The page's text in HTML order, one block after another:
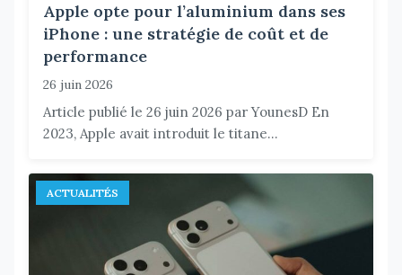
Apple opte pour l’aluminium dans ses
iPhone : une stratégie de coût et de
performance
26 juin 2026
Article publié le 26 juin 2026 par YounesD En
2023, Apple avait introduit le titane...
ACTUALITÉS